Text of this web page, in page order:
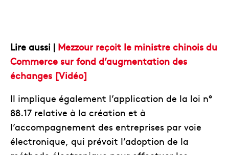
Lire aussi | Mezzour reçoit le ministre chinois du
Commerce sur fond d’augmentation des
échanges [Vidéo]
Il implique également l’application de la loi n°
88.17 relative à la création et à
l’accompagnement des entreprises par voie
électronique, qui prévoit l’adoption de la